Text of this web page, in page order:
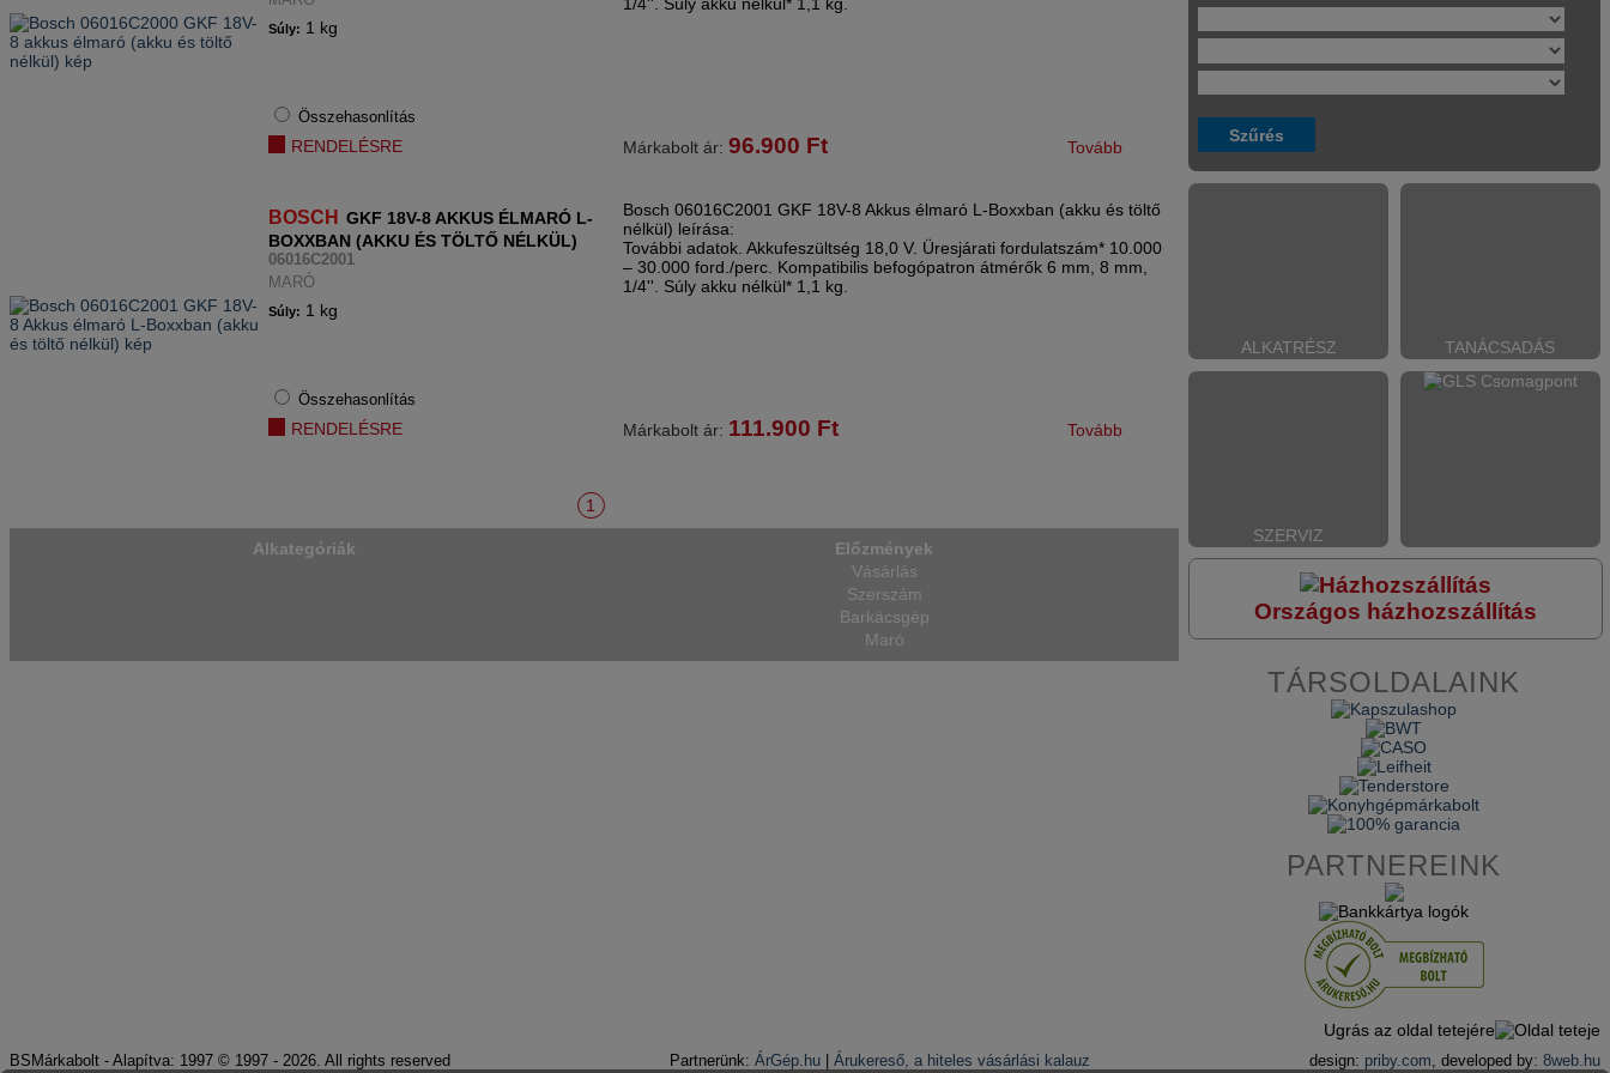
Súly: 1 kg
Összehasonlítás
RENDELÉSRE Márkabolt ár: 96.900 Ft Tovább
BOSCH
GKF 18V-8 AKKUS ÉLMARÓ L-
BOXXBAN (AKKU ÉS TÖLTŐ NÉLKÜL)
06016C2001
MARÓ
Súly: 1 kg
Összehasonlítás
RENDELÉSRE
Bosch 06016C2001 GKF 18V-8 Akkus élmaró L-Boxxban (akku és töltő
nélkül) leírása:
További adatok. Akkufeszültség 18,0 V. Üresjárati fordulatszám* 10.000
– 30.000 ford./perc. Kompatibilis befogópatron átmérők 6 mm, 8 mm,
1/4''. Súly akku nélkül* 1,1 kg.
Márkabolt ár: 111.900 Ft Tovább
1
Alkategóriák
Előzmények
Vásárlás
Szerszám
Barkácsgép
Maró
ALKATRÉSZ TANÁCSADÁS
SZERVIZ
Országos házhozszállítás
TÁRSOLDALAINK
PARTNEREINK
Ugrás az oldal tetejére
BSMárkabolt - Alapítva: 1997 © 1997 - 2026. All rights reserved Partnerünk: ÁrGép.hu Árukereső, a hiteles vásárlási kalauz design: priby.com , developed by: 8web.hu